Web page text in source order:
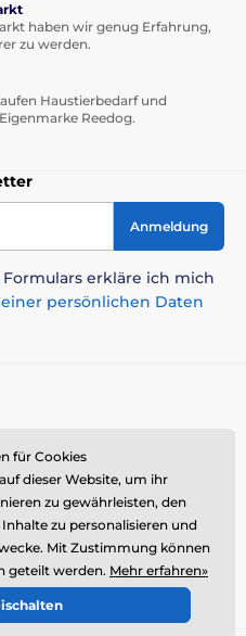
haben wir genug Erfahrung,
zu werden.
Haustierbedarf und
Reedog.
Anmeldung
erkläre ich mich
persönlichen Daten
info@reedog.de
für Cookies
dieser Website, um ihr
zu gewährleisten, den
zu personalisieren und
Mit Zustimmung können
geteilt werden. Mehr erfahren»